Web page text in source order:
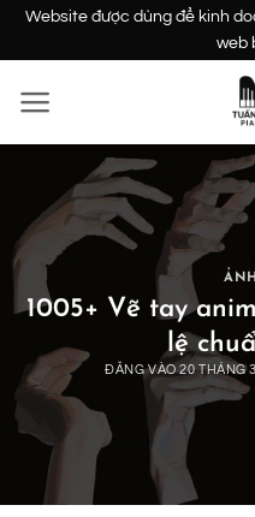
dung
Website được dùng để kinh
web
1005+ Vẽ tay
lệ
ĐĂNG VÀO20 THÁNG